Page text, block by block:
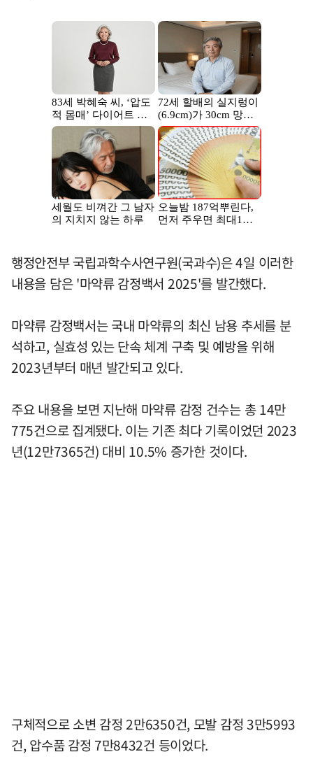
행정안전부 국립과학수사연구원(국과수)은 4일 이러한
내용을 담은 '마약류 감정백서 2025'를 발간했다.
마약류 감정백서는 국내 마약류의 최신 남용 추세를 분
석하고, 실효성 있는 단속 체계 구축 및 예방을 위해
2023년부터 매년 발간되고 있다.
주요 내용을 보면 지난해 마약류 감정 건수는 총 14만
775건으로 집계됐다. 이는 기존 최다 기록이었던 2023
년(12만7365건) 대비 10.5% 증가한 것이다.
구체적으로 소변 감정 2만6350건, 모발 감정 3만5993
건, 압수품 감정 7만8432건 등이었다.